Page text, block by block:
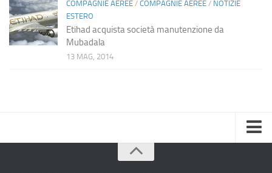
COMPAGNIE AEREE / COMPAGNIE AEREE / NOTIZIE
ESTERO
Etihad acquista società manutenzione da
Mubadala
13 MAG, 2014